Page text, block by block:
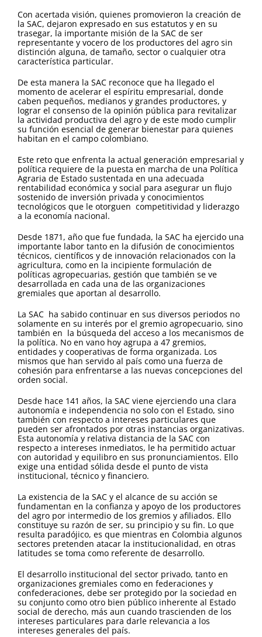
Con acertada visión, quienes promovieron la creación de
la SAC, dejaron expresado en sus estatutos y en su
trasegar, la importante misión de la SAC de ser
representante y vocero de los productores del agro sin
distinción alguna, de tamaño, sector o cualquier otra
característica particular.
De esta manera la SAC reconoce que ha llegado el
momento de acelerar el espíritu empresarial, donde
caben pequeños, medianos y grandes productores, y
lograr el consenso de la opinión pública para revitalizar
la actividad productiva del agro y de este modo cumplir
su función esencial de generar bienestar para quienes
habitan en el campo colombiano.
Este reto que enfrenta la actual generación empresarial y
política requiere de la puesta en marcha de una Política
Agraria de Estado sustentada en una adecuada
rentabilidad económica y social para asegurar un flujo
sostenido de inversión privada y conocimientos
tecnológicos que le otorguen competitividad y liderazgo
a la economía nacional.
Desde 1871, año que fue fundada, la SAC ha ejercido una
importante labor tanto en la difusión de conocimientos
técnicos, científicos y de innovación relacionados con la
agricultura, como en la incipiente formulación de
políticas agropecuarias, gestión que también se ve
desarrollada en cada una de las organizaciones
gremiales que aportan al desarrollo.
La SAC ha sabido continuar en sus diversos periodos no
solamente en su interés por el gremio agropecuario, sino
también en la búsqueda del acceso a los mecanismos de
la política. No en vano hoy agrupa a 47 gremios,
entidades y cooperativas de forma organizada. Los
mismos que han servido al país como una fuerza de
cohesión para enfrentarse a las nuevas concepciones del
orden social.
Desde hace 141 años, la SAC viene ejerciendo una clara
autonomía e independencia no solo con el Estado, sino
también con respecto a intereses particulares que
pueden ser afrontados por otras instancias organizativas.
Esta autonomía y relativa distancia de la SAC con
respecto a intereses inmediatos, le ha permitido actuar
con autoridad y equilibro en sus pronunciamientos. Ello
exige una entidad sólida desde el punto de vista
institucional, técnico y financiero.
La existencia de la SAC y el alcance de su acción se
fundamentan en la confianza y apoyo de los productores
del agro por intermedio de los gremios y afiliados. Ello
constituye su razón de ser, su principio y su fin. Lo que
resulta paradójico, es que mientras en Colombia algunos
sectores pretenden atacar la institucionalidad, en otras
latitudes se toma como referente de desarrollo.
El desarrollo institucional del sector privado, tanto en
organizaciones gremiales como en federaciones y
confederaciones, debe ser protegido por la sociedad en
su conjunto como otro bien público inherente al Estado
social de derecho, más aun cuando trascienden de los
intereses particulares para darle relevancia a los
intereses generales del país.